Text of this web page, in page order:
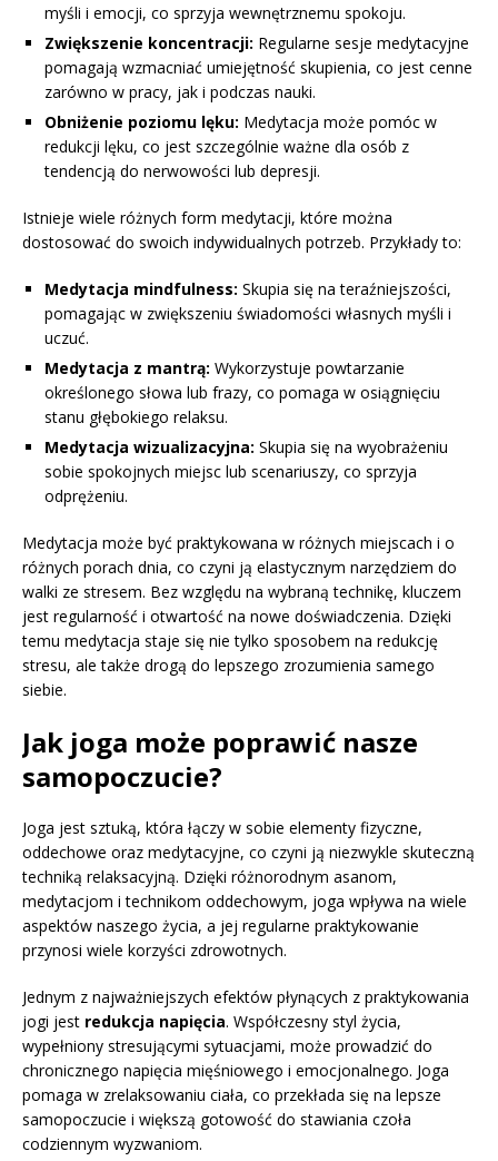
myśli i emocji, co sprzyja wewnętrznemu spokoju.
Zwiększenie koncentracji: Regularne sesje medytacyjne
pomagają wzmacniać umiejętność skupienia, co jest cenne
zarówno w pracy, jak i podczas nauki.
Obniżenie poziomu lęku: Medytacja może pomóc w
redukcji lęku, co jest szczególnie ważne dla osób z
tendencją do nerwowości lub depresji.
Istnieje wiele różnych form medytacji, które można
dostosować do swoich indywidualnych potrzeb. Przykłady to:
Medytacja mindfulness: Skupia się na teraźniejszości,
pomagając w zwiększeniu świadomości własnych myśli i
uczuć.
Medytacja z mantrą: Wykorzystuje powtarzanie
określonego słowa lub frazy, co pomaga w osiągnięciu
stanu głębokiego relaksu.
Medytacja wizualizacyjna: Skupia się na wyobrażeniu
sobie spokojnych miejsc lub scenariuszy, co sprzyja
odprężeniu.
Medytacja może być praktykowana w różnych miejscach i o
różnych porach dnia, co czyni ją elastycznym narzędziem do
walki ze stresem. Bez względu na wybraną technikę, kluczem
jest regularność i otwartość na nowe doświadczenia. Dzięki
temu medytacja staje się nie tylko sposobem na redukcję
stresu, ale także drogą do lepszego zrozumienia samego
siebie.
Jak joga może poprawić nasze
samopoczucie?
Joga jest sztuką, która łączy w sobie elementy fizyczne,
oddechowe oraz medytacyjne, co czyni ją niezwykle skuteczną
techniką relaksacyjną. Dzięki różnorodnym asanom,
medytacjom i technikom oddechowym, joga wpływa na wiele
aspektów naszego życia, a jej regularne praktykowanie
przynosi wiele korzyści zdrowotnych.
Jednym z najważniejszych efektów płynących z praktykowania
jogi jest redukcja napięcia. Współczesny styl życia,
wypełniony stresującymi sytuacjami, może prowadzić do
chronicznego napięcia mięśniowego i emocjonalnego. Joga
pomaga w zrelaksowaniu ciała, co przekłada się na lepsze
samopoczucie i większą gotowość do stawiania czoła
codziennym wyzwaniom.